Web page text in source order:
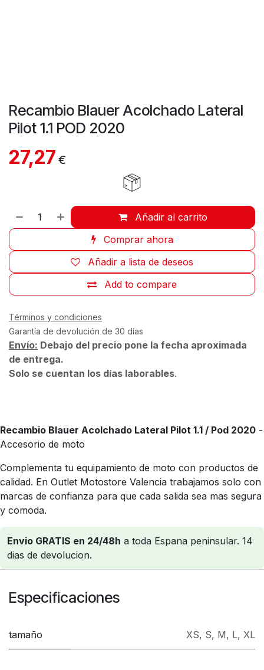
Recambio Blauer Acolchado Lateral
Pilot 1.1 POD 2020
27,27 €
Añadir al carrito
Comprar ahora
Add to compare
Añadir a lista de deseos
Términos y condiciones
Garantía de devolución de 30 días
Envío: Debajo del precio pone la fecha aproximada
de entrega.
Solo se cuentan los días laborables.
Recambio Blauer Acolchado Lateral Pilot 1.1 / Pod 2020 -
Accesorio de moto
Complementa tu equipamiento de moto con productos de
calidad. En Outlet Motostore Valencia trabajamos solo con
marcas de confianza para que cada salida sea mas segura
y comoda.
Envio GRATIS en 24/48h a toda Espana peninsular. 14
dias de devolucion.
Especificaciones
tamaño XS, S, M, L, XL